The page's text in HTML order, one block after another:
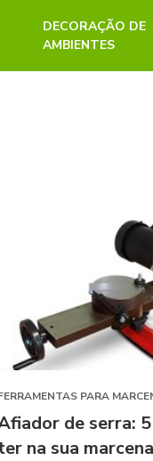
DECORAÇÃO DE
AMBIENTES
PARA
de serra:
na sua